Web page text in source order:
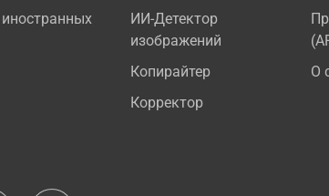
ИИ-Детектор
изображений
Копирайтер
Корректор
О